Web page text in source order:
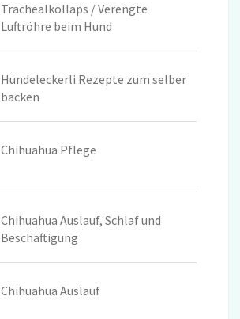
Trachealkollaps / Verengte
Luftröhre beim Hund
Hundeleckerli Rezepte zum selber
backen
Chihuahua Pflege
Chihuahua Auslauf, Schlaf und
Beschäftigung
Chihuahua Auslauf